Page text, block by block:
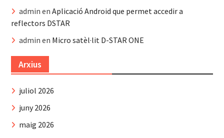
admin en Aplicació Android que permet accedir a
reflectors DSTAR
admin en Micro satèl·lit D-STAR ONE
Arxius
juliol 2026
juny 2026
maig 2026